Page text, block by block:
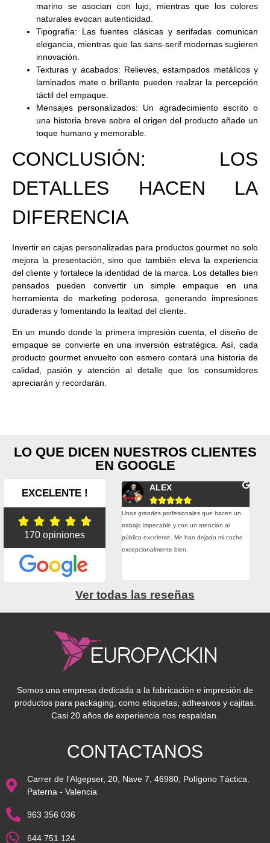
marino se asocian con lujo, mientras que los colores
naturales evocan autenticidad.
Tipografía: Las fuentes clásicas y serifadas comunican
elegancia, mientras que las sans-serif modernas sugieren
innovación.
Texturas y acabados: Relieves, estampados metálicos y
laminados mate o brillante pueden realzar la percepción
táctil del empaque.
Mensajes personalizados: Un agradecimiento escrito o
una historia breve sobre el origen del producto añade un
toque humano y memorable.
CONCLUSIÓN: LOS
DETALLES HACEN LA
DIFERENCIA
Invertir en cajas personalizadas para productos gourmet no solo
mejora la presentación, sino que también eleva la experiencia
del cliente y fortalece la identidad de la marca. Los detalles bien
pensados pueden convertir un simple empaque en una
herramienta de marketing poderosa, generando impresiones
duraderas y fomentando la lealtad del cliente.
En un mundo donde la primera impresión cuenta, el diseño de
empaque se convierte en una inversión estratégica. Así, cada
producto gourmet envuelto con esmero contará una historia de
calidad, pasión y atención al detalle que los consumidores
apreciarán y recordarán.
LO QUE DICEN NUESTROS CLIENTES
EN GOOGLE
EXCELENTE !
    
170 opiniones
Fernando Conesa
hemos tenido alguna urgencia real
todo lo posible por entregarnos el
a tiempo. Precio, calidad, atención,
Muy contentos con ellos.
ALEX

Unos grandes profesionales que hacen un
trabajo impecable y con un atención al
público excelente. Me han dejado mi coche
excepcionalmente bien.
Ver todas las reseñas
Somos una empresa dedicada a la fabricación e impresión de
productos para packaging, como etiquetas, adhesivos y cajitas.
Casi 20 años de experiencia nos respaldan.
CONTACTANOS
Carrer de l'Algepser, 20, Nave 7, 46980, Polígono Táctica.
Paterna - Valencia
963 356 036
644 751 124